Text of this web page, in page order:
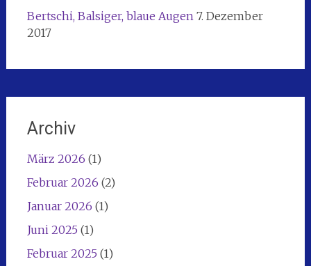
Bertschi, Balsiger, blaue Augen 7. Dezember
2017
Archiv
März 2026 (1)
Februar 2026 (2)
Januar 2026 (1)
Juni 2025 (1)
Februar 2025 (1)